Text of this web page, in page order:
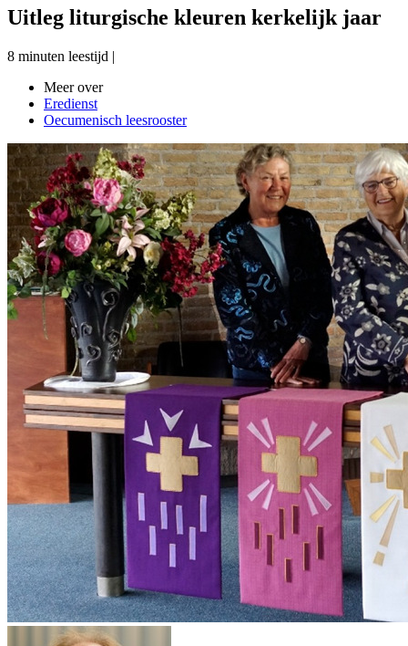
Uitleg liturgische kleuren kerkelijk jaar
8 minuten leestijd |
Meer over
Eredienst
Oecumenisch leesrooster